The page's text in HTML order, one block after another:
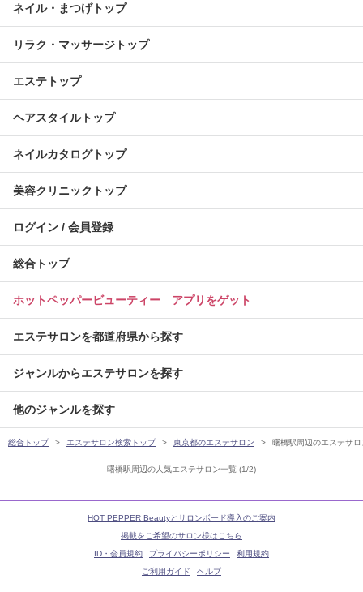
曙橋駅周辺の人気エステサロン一覧 (1/2)
ネイル・まつげトップ
リラク・マッサージトップ
エステトップ
ヘアスタイルトップ
ネイルカタログトップ
美容クリニックトップ
ログイン / 会員登録
総合トップ
ホットペッパービューティー アプリをゲット
エステサロンを都道府県から探す
ジャンルからエステサロンを探す
他のジャンルを探す
総合トップ エステサロン検索トップ 東京都のエステサロン 曙橋駅周辺のエステサロ
HOT PEPPER Beautyとサロンボード導入のご案内
掲載をご希望のサロン様はこちら
ID・会員規約
プライバシーポリシー
利用規約
ご利用ガイド
ヘルプ